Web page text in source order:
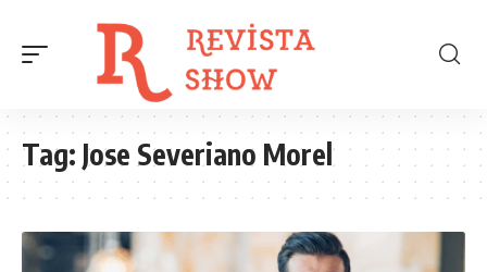
Tag: Jose Severiano Morel